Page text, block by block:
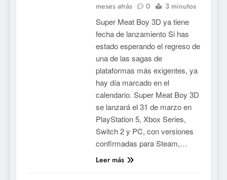
meses atrás
0 3 minutos
Super Meat Boy 3D ya tiene
fecha de lanzamiento Si has
estado esperando el regreso de
una de las sagas de
plataformas más exigentes, ya
hay día marcado en el
calendario. Super Meat Boy 3D
se lanzará el 31 de marzo en
PlayStation 5, Xbox Series,
Switch 2 y PC, con versiones
confirmadas para Steam,…
Leer más